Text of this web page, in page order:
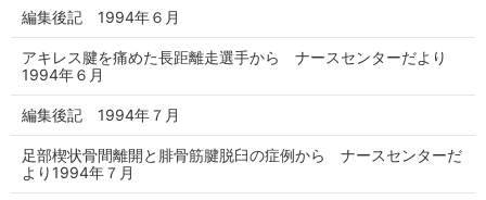
編集後記 1994年６月
アキレス腱を痛めた長距離走選手から ナースセンターだより
1994年６月
編集後記 1994年７月
足部楔状骨間離開と腓骨筋腱脱臼の症例から ナースセンターだ
より1994年７月